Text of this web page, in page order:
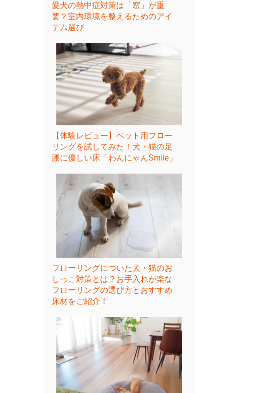
愛犬の熱中症対策は「窓」が重
要？室内環境を整えるためのアイ
テム選び
【体験レビュー】ペット用フロー
リングを試してみた！犬・猫の足
腰に優しい床「わんにゃんSmile」
フローリングについた犬・猫のお
しっこ対策とは？お手入れが楽な
フローリングの選び方とおすすめ
床材をご紹介！